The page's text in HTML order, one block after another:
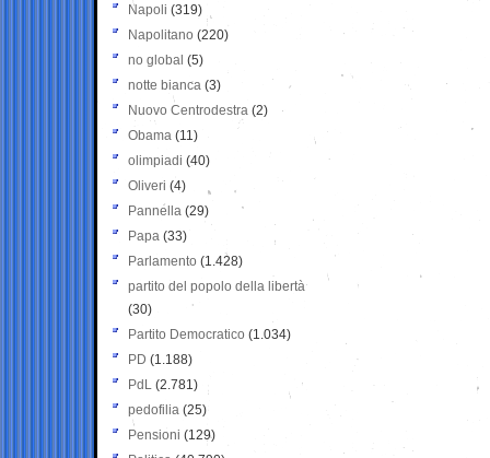
Napoli (319)
Napolitano (220)
no global (5)
notte bianca (3)
Nuovo Centrodestra (2)
Obama (11)
olimpiadi (40)
Oliveri (4)
Pannella (29)
Papa (33)
Parlamento (1.428)
partito del popolo della libertà
(30)
Partito Democratico (1.034)
PD (1.188)
PdL (2.781)
pedofilia (25)
Pensioni (129)